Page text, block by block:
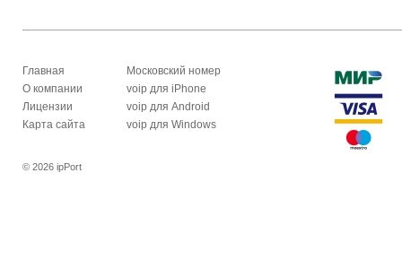
Главная
О компании
Лицензии
Карта сайта
Московский номер
voip для iPhone
voip для Android
voip для Windows
© 2026 ipPort